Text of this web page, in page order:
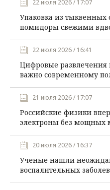
22 июля 2026 / 17:07
Упаковка из тыквенных
помидоры свежими
22 июля 2026 / 16:41
Цифровые развлечения
важно современному
21 июля 2026 / 17:07
Российские физики
электроны без мощных
20 июля 2026 / 16:37
Ученые нашли
воспалительных